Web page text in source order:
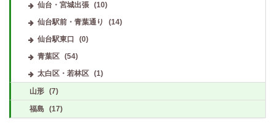
仙台・宮城出張
(10)
仙台駅前・青葉通り
(14)
仙台駅東口
(0)
青葉区
(54)
太白区・若林区
(1)
山形 (7)
福島 (17)